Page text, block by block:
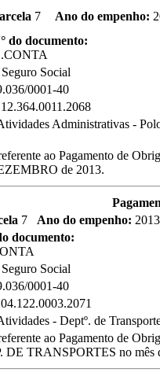
7 Ano do empenho:
do documento:
Social
0001-40
Administrativas -
ao Pagamento de
de 2013.
7 Ano do empenho: 2013
documento:
Social
0001-40
- Deptº. de
ao Pagamento de
DE TRANSPORTES no